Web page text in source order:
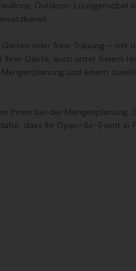
Outdoor-Loungemöbel
oder freie Trauung – mit
Gäste, auch unter freiem
und einem
Ihnen bei der Mengenplanung.
dass Ihr Open-Air-Event in